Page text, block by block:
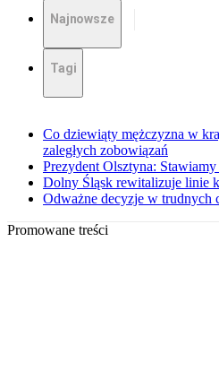
Najnowsze
Tagi
Co dziewiąty mężczyzna w
zaległych zobowiązań
Prezydent Olsztyna:
Dolny Śląsk rewitalizuje linie
Odważne decyzje w trudnych
Promowane treści